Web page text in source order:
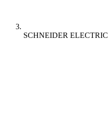
SCHNEIDER ELECTRIC